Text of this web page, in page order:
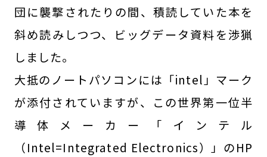
団に襲撃されたりの間、積読していた本を
斜め読みしつつ、ビッグデータ資料を渉猟
しました。
大抵のノートパソコンには「intel」マーク
が添付されていますが、この世界第一位半
導体メーカー「インテル
（Intel=Integrated Electronics）」のHP